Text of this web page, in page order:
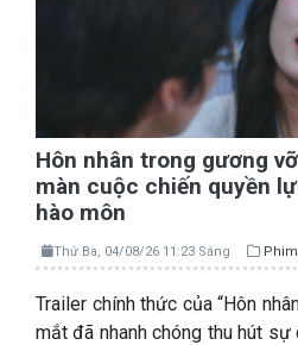
Hôn nhân trong gương
màn cuộc chiến quyền
hào môn
Thứ Ba, 04/08/26 11:23 Sáng
Trailer chính thức của “Hôn
mắt đã nhanh chóng thu hút